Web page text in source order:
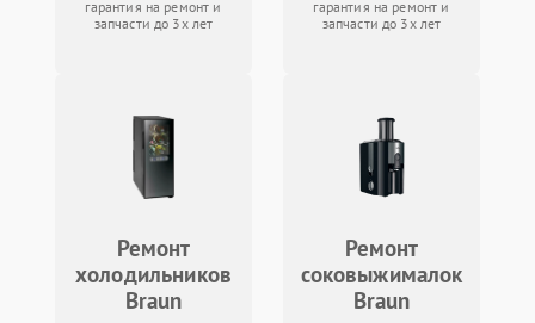
гарантия на ремонт и
запчасти до 3х лет
гарантия на ремонт и
запчасти до 3х лет
Ремонт
холодильников
Braun
Ремонт
соковыжималок
Braun